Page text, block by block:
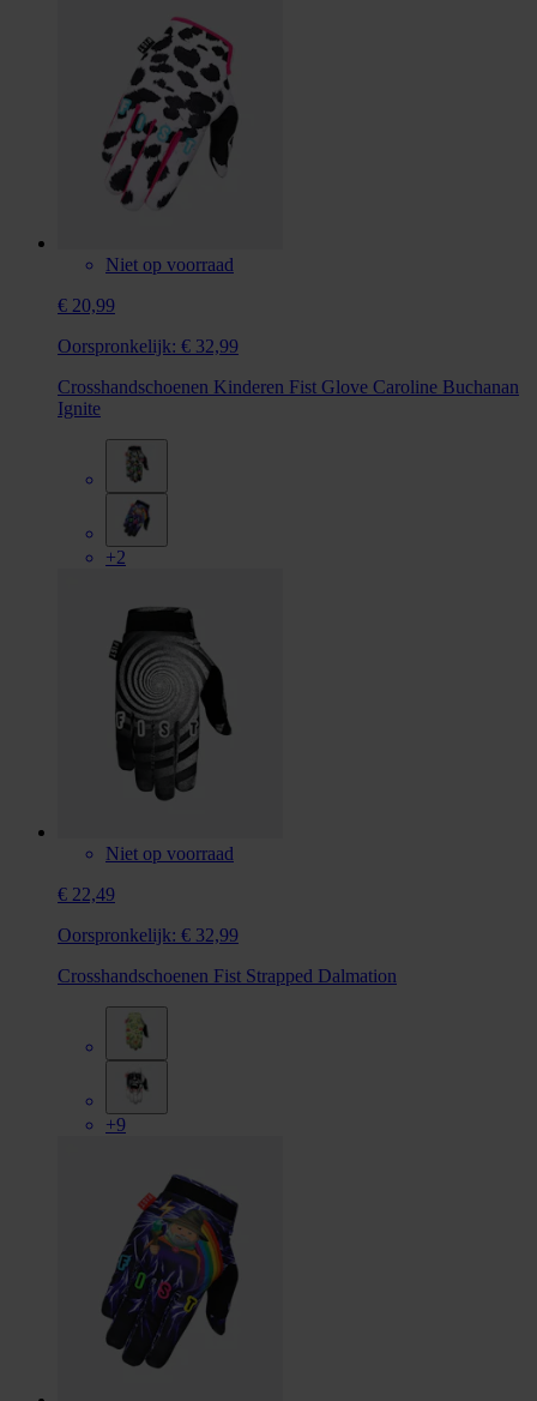
Niet op voorraad
€ 20,99
Oorspronkelijk: € 32,99
Crosshandschoenen Kinderen Fist Glove Caroline Buchanan
Ignite
+2
Niet op voorraad
€ 22,49
Oorspronkelijk: € 32,99
Crosshandschoenen Fist Strapped Dalmation
+9